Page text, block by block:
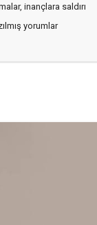
inançlara saldırı
yorumlar